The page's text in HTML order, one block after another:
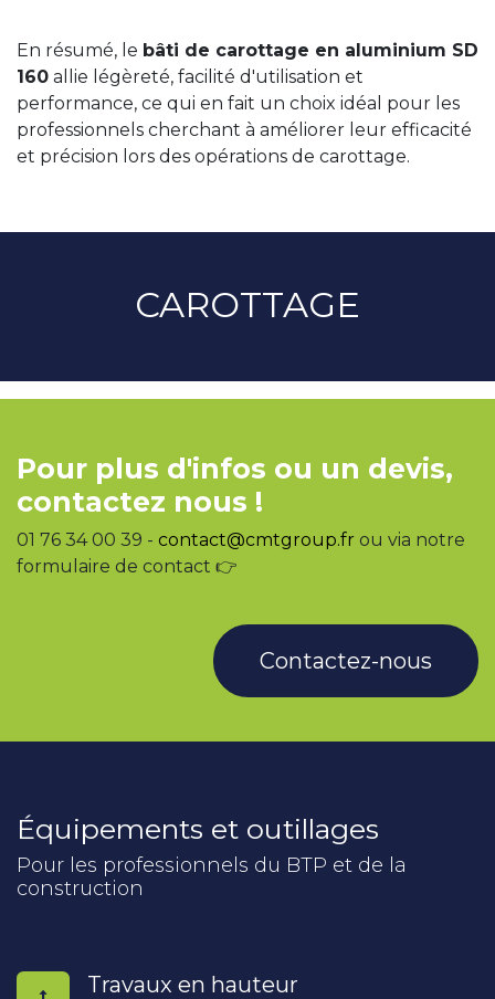
En résumé, le bâti de carottage en aluminium SD
160 allie légèreté, facilité d'utilisation et
performance, ce qui en fait un choix idéal pour les
professionnels cherchant à améliorer leur efficacité
et précision lors des opérations de carottage.
CAROTTAGE
Pour plus d'infos ou un devis,
contactez nous !
01 76 34 00 39 - contact@cmtgroup.fr ou via notre
formulaire de contact 👉
Contactez-nous
Équipements et outillages
Pour les professionnels du BTP et de la
construction
Travaux en hauteur